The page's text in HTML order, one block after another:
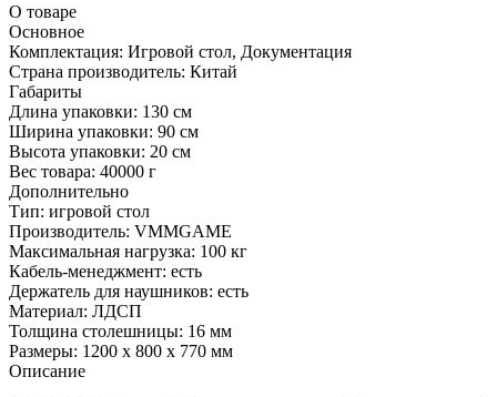
О товаре
Основное
Комплектация: Игровой стол, Документация
Страна производитель: Китай
Габариты
Длина упаковки: 130 см
Ширина упаковки: 90 см
Высота упаковки: 20 см
Вес товара: 40000 г
Дополнительно
Тип: игровой стол
Производитель: VMMGAME
Максимальная нагрузка: 100 кг
Кабель-менеджмент: есть
Держатель для наушников: есть
Материал: ЛДСП
Толщина столешницы: 16 мм
Размеры: 1200 х 800 х 770 мм
Описание